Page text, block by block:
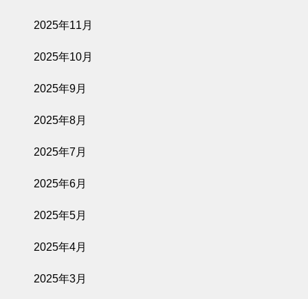
2025年11月
2025年10月
2025年9月
2025年8月
2025年7月
2025年6月
2025年5月
2025年4月
2025年3月